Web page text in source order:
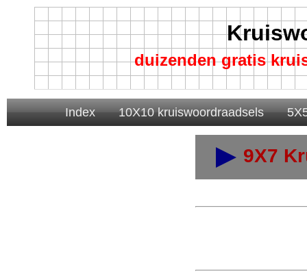
duizenden gratis
Index 10X10 kruiswoordraadsels
9X7